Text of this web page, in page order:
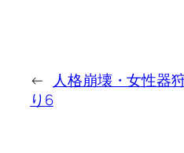
←
人格崩壊・女性器
り6